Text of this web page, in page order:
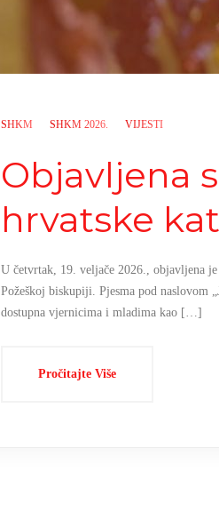
SHKM SHKM 2026. VIJESTI
Objavljena
hrvatske
U četvrtak, 19. veljače 2026., objavljena
Požeškoj biskupiji. Pjesma pod naslovom
dostupna vjernicima i mladima kao […]
Pročitajte Više